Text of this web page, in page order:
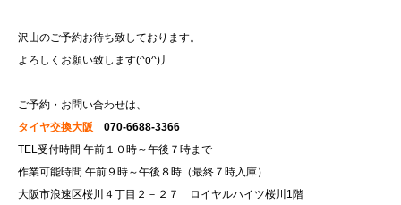
沢山のご予約お待ち致しております。
よろしくお願い致します(^o^)丿
ご予約・お問い合わせは、
タイヤ交換大阪 070-6688-3366
TEL受付時間 午前１０時～午後７時まで
作業可能時間 午前９時～午後８時（最終７時入庫）
大阪市浪速区桜川４丁目２－２７ ロイヤルハイツ桜川1階